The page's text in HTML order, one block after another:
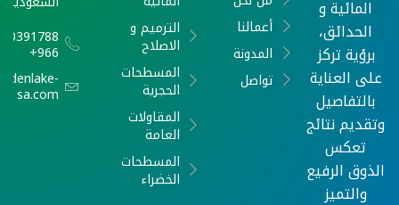
المائية و
الحدائق،
برؤية تركز
على العناية
بالتفاصيل
وتقديم نتائج
تعكس
الذوق الرفيع
والتميز
أعمالنا
المدونة
تواصل
الترميم و
الاصلاح
المسطحات
الحجرية
المقاولات
العامة
المسطحات
الخضراء
966+
sa.com